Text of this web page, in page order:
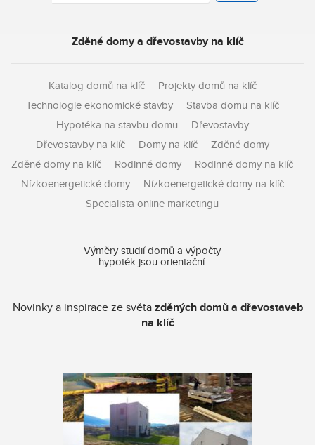
Zděné domy a dřevostavby na klíč
Katalog domů na klíč
Projekty domů na klíč
Technologie ekonomické stavby
Stavba domu na klíč
Hypotéka na stavbu domu
Dřevostavby
Dřevostavby na klíč
Domy na klíč
Zděné domy
Zděné domy na klíč
Rodinné domy
Rodinné domy na klíč
Nízkoenergetické domy
Nízkoenergetické domy na klíč
Specialista online marketingu
Výměry studií domů a výpočty
hypoték jsou orientační.
Novinky a inspirace ze světa zděných domů a dřevostaveb
na klíč